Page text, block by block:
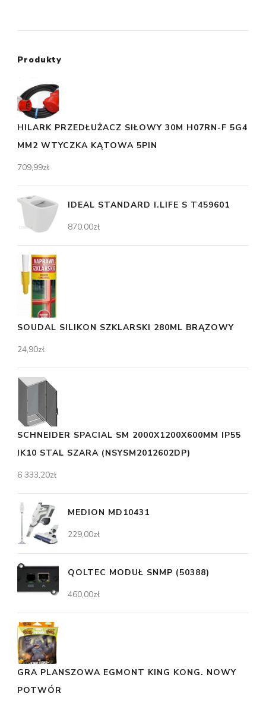
Produkty
HILARK PRZEDŁUŻACZ SIŁOWY 30M H07RN-F 5G4
MM2 WTYCZKA KĄTOWA 5PIN
709,99zł
IDEAL STANDARD I.LIFE S T459601
870,00zł
SOUDAL SILIKON SZKLARSKI 280ML BRĄZOWY
24,90zł
SCHNEIDER SPACIAL SM 2000X1200X600MM IP55
IK10 STAL SZARA (NSYSM2012602DP)
6 333,20zł
MEDION MD10431
229,00zł
QOLTEC MODUŁ SNMP (50388)
460,00zł
GRA PLANSZOWA EGMONT KING KONG. NOWY
POTWÓR